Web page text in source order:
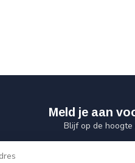
Meld je aan
Blijf op de